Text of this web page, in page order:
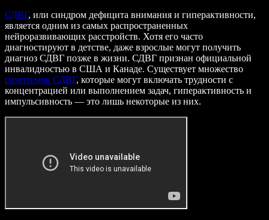
СДВГ, или синдром дефицита внимания и гиперактивности,
является одним из самых распространенных
нейроразвивающих расстройств. Хотя его часто
диагностируют в детстве, даже взрослые могут получить
диагноз СДВГ позже в жизни. СДВГ признан официальной
инвалидностью в США и Канаде. Существует множество
симптомов СДВГ, которые могут включать трудности с
концентрацией или выполнением задач, гиперактивность и
импульсивность — это лишь некоторые из них.